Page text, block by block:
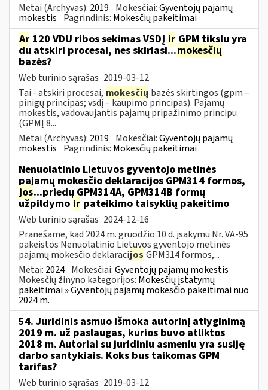
Metai (Archyvas): 2019 Mokesčiai:Gyventojų pajamų
mokestis Pagrindinis: Mokesčių pakeitimai
Ar 120 VDU ribos sekimas VSDĮ ir GPM tikslu yra
du atskiri procesai, nes skiriasi...mokesčių
bazės?
Web turinio sąrašas 2019-03-12
Tai - atskiri procesai, mokesčių bazės skirtingos (gpm –
pinigų principas; vsdį – kaupimo principas). Pajamų
mokestis, vadovaujantis pajamų pripažinimo principu
(GPMĮ 8...
Metai (Archyvas): 2019 Mokesčiai:Gyventojų pajamų
mokestis Pagrindinis: Mokesčių pakeitimai
Nenuolatinio Lietuvos gyventojo metinės
pajamų mokesčio deklaracijos GPM314 formos,
jos...priedų GPM314A, GPM314B formų
užpildymo ir pateikimo taisyklių pakeitimo
Web turinio sąrašas 2024-12-16
Pranešame, kad 2024 m. gruodžio 10 d. įsakymu Nr. VA-95
pakeistos Nenuolatinio Lietuvos gyventojo metinės
pajamų mokesčio deklaracijos GPM314 formos,...
Metai: 2024 Mokesčiai:Gyventojų pajamų mokestis
Mokesčių žinyno kategorijos: Mokesčių įstatymų
pakeitimai » Gyventojų pajamų mokesčio pakeitimai nuo
2024 m.
54. Juridinis asmuo išmoka autorinį atlyginimą
2019 m. už paslaugas, kurios buvo atliktos
2018 m. Autoriai su juridiniu asmeniu yra susiję
darbo santykiais. Koks bus taikomas GPM
tarifas?
Web turinio sąrašas 2019-03-12